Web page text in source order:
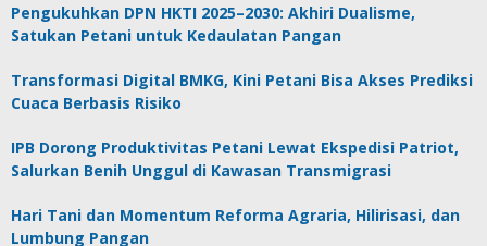
Pengukuhkan DPN HKTI 2025–2030: Akhiri Dualisme,
Satukan Petani untuk Kedaulatan Pangan
Transformasi Digital BMKG, Kini Petani Bisa Akses Prediksi
Cuaca Berbasis Risiko
IPB Dorong Produktivitas Petani Lewat Ekspedisi Patriot,
Salurkan Benih Unggul di Kawasan Transmigrasi
Hari Tani dan Momentum Reforma Agraria, Hilirisasi, dan
Lumbung Pangan